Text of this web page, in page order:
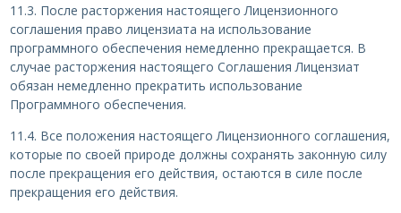
11.3. После расторжения настоящего Лицензионного
соглашения право лицензиата на использование
программного обеспечения немедленно прекращается. В
случае расторжения настоящего Соглашения Лицензиат
обязан немедленно прекратить использование
Программного обеспечения.
11.4. Все положения настоящего Лицензионного соглашения,
которые по своей природе должны сохранять законную силу
после прекращения его действия, остаются в силе после
прекращения его действия.